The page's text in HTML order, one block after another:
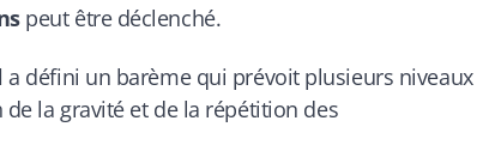
peut être déclenché.
a défini un barème qui prévoit plusieurs niveaux
la gravité et de la répétition des